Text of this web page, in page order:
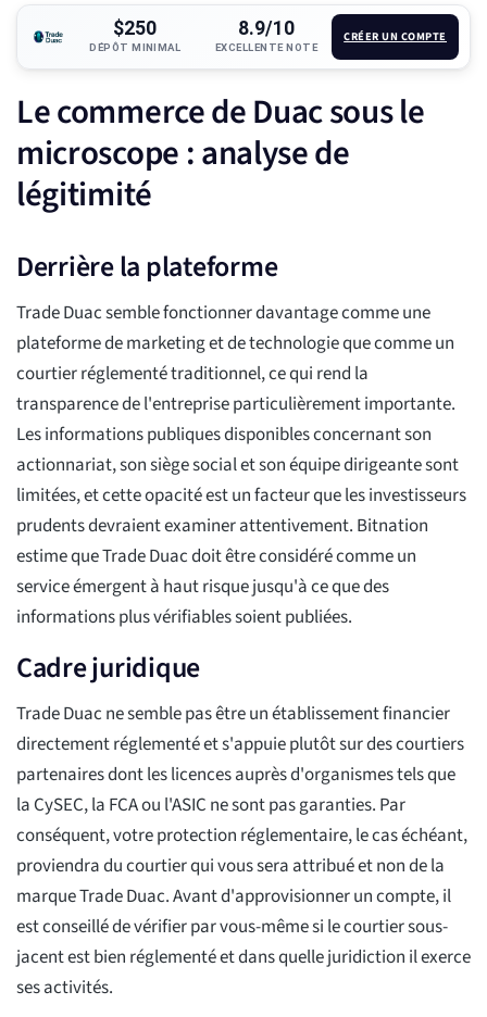
$250
DÉPÔT MINIMAL
8.9/10
EXCELLENTE NOTE
CRÉER UN COMPTE
Le commerce de Duac sous le
microscope : analyse de
légitimité
Derrière la plateforme
Trade Duac semble fonctionner davantage comme une
plateforme de marketing et de technologie que comme un
courtier réglementé traditionnel, ce qui rend la
transparence de l'entreprise particulièrement importante.
Les informations publiques disponibles concernant son
actionnariat, son siège social et son équipe dirigeante sont
limitées, et cette opacité est un facteur que les investisseurs
prudents devraient examiner attentivement. Bitnation
estime que Trade Duac doit être considéré comme un
service émergent à haut risque jusqu'à ce que des
informations plus vérifiables soient publiées.
Cadre juridique
Trade Duac ne semble pas être un établissement financier
directement réglementé et s'appuie plutôt sur des courtiers
partenaires dont les licences auprès d'organismes tels que
la CySEC, la FCA ou l'ASIC ne sont pas garanties. Par
conséquent, votre protection réglementaire, le cas échéant,
proviendra du courtier qui vous sera attribué et non de la
marque Trade Duac. Avant d'approvisionner un compte, il
est conseillé de vérifier par vous-même si le courtier sous-
jacent est bien réglementé et dans quelle juridiction il exerce
ses activités.